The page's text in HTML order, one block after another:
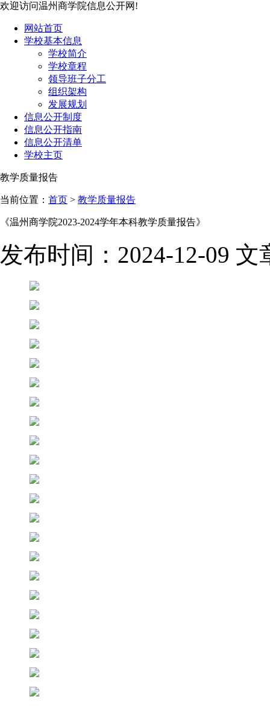
欢迎访问温州商学院信息公开网!
网站首页
学校基本信息
学校简介
学校章程
领导班子分工
组织架构
发展规划
信息公开制度
信息公开指南
信息公开清单
学校主页
教学质量报告
当前位置： 首页 > 教学质量报告
《温州商学院2023-2024学年本科教学质量报告》
发布时间：2024-12-09